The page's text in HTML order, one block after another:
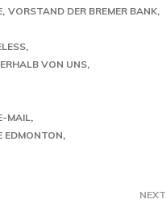
VORSTAND DER BREMER BANK
VON UNS
MAIL
EDMONTON
NEXT